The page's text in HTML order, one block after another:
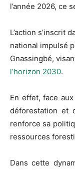
l’année 2026, ce
L’action s’inscrit
national impulsé
Gnassingbé,
l’horizon 2030.
En effet, face
déforestation et
renforce sa
ressources
Dans cette